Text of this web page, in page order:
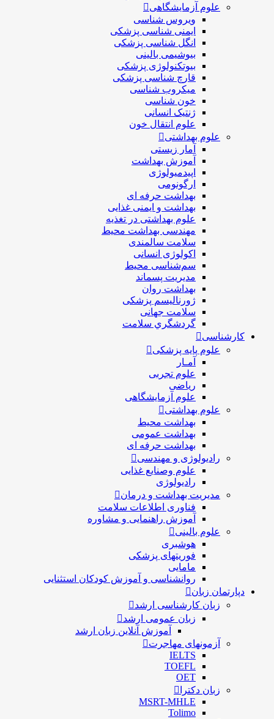
علوم آزمایشگاهی
ویروس شناسی
ایمنی شناسی پزشكی
انگل شناسی پزشکی
بیوشیمی بالینی
بیوتکنولوژی پزشکی
قارچ شناسی پزشکی
ميكروب شناسی
خون شناسی
ژنتیک انسانی
علوم انتقال خون
علوم بهداشتی
آمار زیستی
آموزش بهداشت
اپیدمیولوژی
ارگونومی
بهداشت حرفه ای
بهداشت و ایمنی غذایی
علوم بهداشتی در تغذیه
مهندسی بهداشت محيط
سلامت سالمندی
اکولوژی انسانی
سم‌شناسی محیط
مدیریت پسماند
بهداشت روان
ژورنالیسم پزشکی
سلامت جهانی
گردشگري سلامت
کارشناسی
علوم پایه پزشکی
آمـار
علوم تجربی
ریاضی
علوم آزمایشگاهی
علوم بهداشتی
بهداشت محیط
بهداشت عمومی
بهداشت حرفه ای
رادیولوژی و مهندسی
علوم وصنایع غذایی
رادیولوژی
مدیریت بهداشت و درمان
فناوری اطلاعات سلامت
آموزش راهنمایی و مشاوره
علوم بالینی
هوشبری
فوریتهای پزشکی
مامایی
روانشناسی و آموزش کودکان استثنایی
دپارتمان زبان
زبان کارشناسی ارشد
زبان عمومی ارشد
آموزش آنلاین زبان ارشد
آزمونهای مهاجرت
IELTS
TOEFL
OET
زبان دکترا
MSRT-MHLE
Tolimo